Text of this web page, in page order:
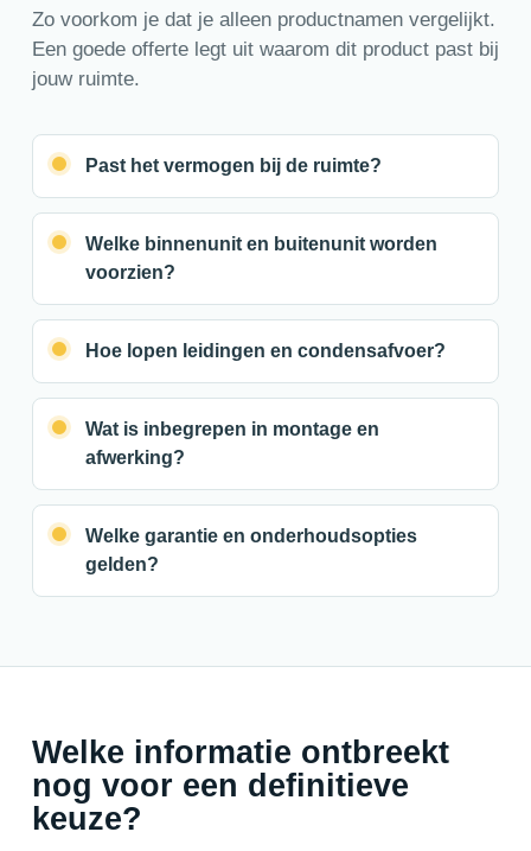
Zo voorkom je dat je alleen productnamen vergelijkt.
Een goede offerte legt uit waarom dit product past bij
jouw ruimte.
Past het vermogen bij de ruimte?
Welke binnenunit en buitenunit worden
voorzien?
Hoe lopen leidingen en condensafvoer?
Wat is inbegrepen in montage en
afwerking?
Welke garantie en onderhoudsopties
gelden?
Welke informatie ontbreekt
nog voor een definitieve
keuze?